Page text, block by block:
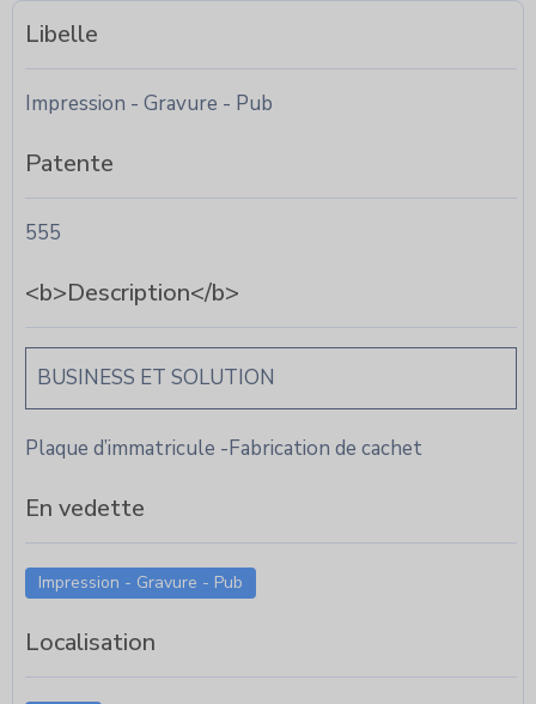
Libelle
Impression - Gravure - Pub
Patente
555
<b>Description</b>
BUSINESS ET SOLUTION
Plaque d’immatricule -Fabrication de cachet
En vedette
Impression - Gravure - Pub
Localisation